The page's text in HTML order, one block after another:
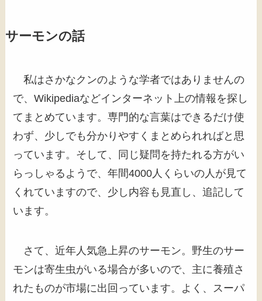
サーモンの話
私はさかなクンのような学者ではありませんの
で、Wikipediaなどインターネット上の情報を探し
てまとめています。専門的な言葉はできるだけ使
わず、少しでも分かりやすくまとめられればと思
っています。そして、同じ疑問を持たれる方がい
らっしゃるようで、年間4000人くらいの人が見て
くれていますので、少し内容も見直し、追記して
います。
さて、近年人気急上昇のサーモン。野生のサー
モンは寄生虫がいる場合が多いので、主に養殖さ
れたものが市場に出回っています。よく、スーパ